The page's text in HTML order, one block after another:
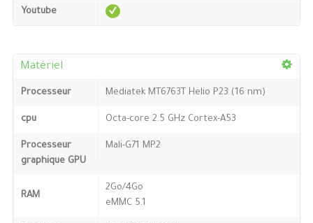
Youtube
Matériel
Processeur Mediatek MT6763T Helio P23 (16 nm)
cpu Octa-core 2.5 GHz Cortex-A53
Processeur
graphique GPU
Mali-G71 MP2
RAM
2Go/4Go
eMMC 5.1